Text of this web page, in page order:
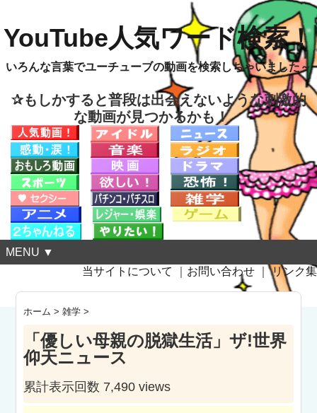
YouTube人気ワード検索！
いろんな言葉でユーチューブの動画を検索しちゃいました～
✰もしかすると普段は出会えないような刺激的
な動画が見つかるかも！
MENU ▼
当サイトについて
お問い合わせ ｜リンク集
ホーム >雑学 >
「優しい母親の脱獄生活」ザ!世界
仰天ニュース
累計表示回数 7,490 views